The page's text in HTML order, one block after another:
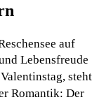
auf
Lebensfreude
steht
Romantik: Der